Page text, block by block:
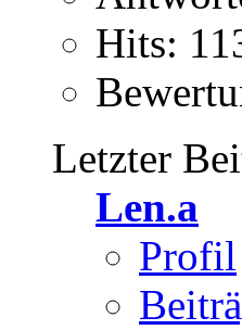
Hits:
Letzter
Len.a
Profil